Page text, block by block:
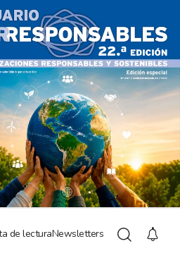
de lecturaNewsletters